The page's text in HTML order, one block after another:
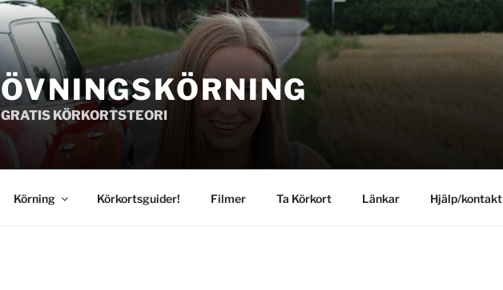
ÖVNINGSKÖRNING
GRATIS KÖRKORTSTEORI
Körning Körkortsguider! Filmer Ta Körkort Länkar Hjälp/kontakt